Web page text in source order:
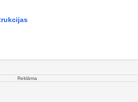
Reklāma